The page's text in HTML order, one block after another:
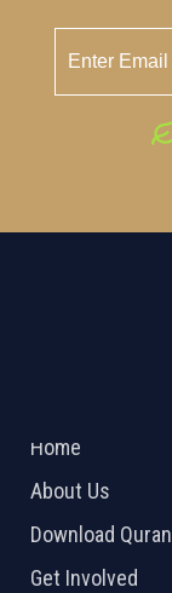
Home
About Us
Download Quran
Get Involved